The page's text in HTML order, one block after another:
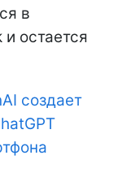
в
остается
создает